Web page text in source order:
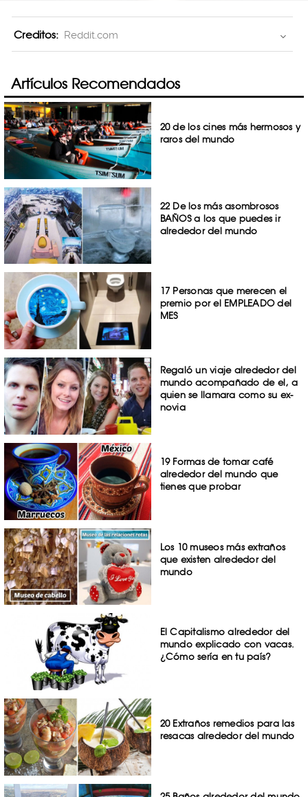
Creditos: Reddit.com
Artículos Recomendados
20 de los cines más hermosos y
raros del mundo
22 De los más asombrosos
BAÑOS a los que puedes ir
alrededor del mundo
17 Personas que merecen el
premio por el EMPLEADO del
MES
Regaló un viaje alrededor del
mundo acompañado de el, a
quien se llamara como su ex-
novia
19 Formas de tomar café
alrededor del mundo que
tienes que probar
Los 10 museos más extraños
que existen alrededor del
mundo
El Capitalismo alrededor del
mundo explicado con vacas.
¿Cómo sería en tu país?
20 Extraños remedios para las
resacas alrededor del mundo